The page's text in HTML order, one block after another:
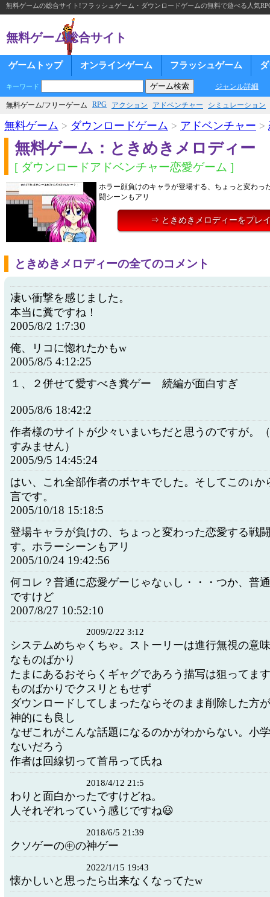
無料ゲームの総合サイト!フラッシュゲーム・ダウンロードゲームの無料で遊べる人気
無料ゲーム総合サイト
ゲームトップ オンラインゲーム フラッシュゲーム
キーワード ジャンル詳細
無料ゲーム/フリーゲーム RPG アクション アドベンチャー シミュレーション
無料ゲーム > ダウンロードゲーム > アドベンチャー >
無料ゲーム：ときめきメロディー
[ ダウンロードアドベンチャー恋愛ゲーム ]
ホラー顔負けのキャラが登場する、ちょっと変わっ
闘シーンもアリ
⇒ ときめきメロディーをプレ
ときめきメロディーの全てのコメント
凄い衝撃を感じました。
本当に糞ですね！
2005/8/2 1:7:30
俺、リコに惚れたかもw
2005/8/5 4:12:25
１、２併せて愛すべき糞ゲー 続編が面白すぎ
2005/8/6 18:42:2
作者様のサイトが少々いまいちだと思うのですが。
すみません）
2005/9/5 14:45:24
はい、これ全部作者のボヤキでした。そしてこの↓か
言です。
2005/10/18 15:18:5
登場キャラが負けの、ちょっと変わった恋愛する戦
す。ホラーシーンもアリ
2005/10/24 19:42:56
何コレ？普通に恋愛ゲーじゃなぃし・・・つか、普
ですけど
2007/8/27 10:52:10
2009/2/22 3:12
システムめちゃくちゃ。ストーリーは進行無視の意
なものばかり
たまにあるおそらくギャグであろう描写は狙ってま
ものばかりでクスリともせず
ダウンロードしてしまったならそのまま削除した方
神的にも良し
なぜこれがこんな話題になるのかがわからない。小
ないだろう
作者は回線切って首吊って氏ね
2018/4/12 21:5
わりと面白かったですけどね。
人それぞれっていう感じですね😃
2018/6/5 21:39
クソゲーの㊥の神ゲー
2022/1/15 19:43
懐かしいと思ったら出来なくなってたw